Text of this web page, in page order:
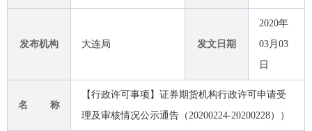
发布机构 大连局 发文日期
2020年
03月03
日
名 称
【行政许可事项】证券期货机构行政许可申请受
理及审核情况公示通告（20200224-20200228））